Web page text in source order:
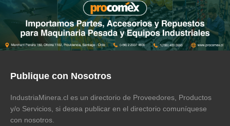
Publique con Nosotros
IndustriaMinera.cl es un directorio de Proveedores, Productos
y/o Servicios, si desea publicar en el directorio comuníquese
con nosotros.